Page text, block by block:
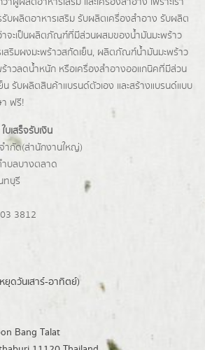
บผลิตอาหารเสริม รับผลิตเครื่องสำอาง รับผลิต
าจะเป็นผลิตภัณฑ์ที่มีส่วนผสมของน้ำมันมะพร้าว
เสริมผงมะพร้าวสกัดเย็น, ผลิตภัณฑ์น้ำมันมะพร้าว
าวลดน้ำหนัก หรือเครื่องสำอางออแกนิคที่มีส่วน
รับผลิตสินค้าแบรนด์ตัวเอง และสร้างแบรนด์แบบ
ฟรี!
เสร็จรับเงิน
ำกัด(ส่านักงานใหญ่)
บลบางตลาด
ทบุรี
3812
ดวันเสาร์-อาทิตย์)
Bang Talat